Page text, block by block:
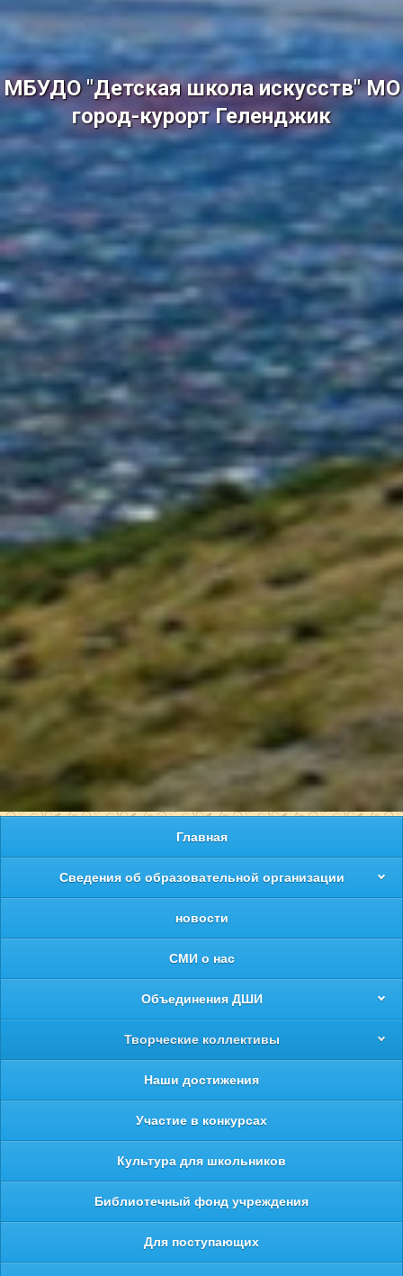
МБУДО "Детская школа искусств" МО
город-курорт Геленджик
Главная
Сведения об образовательной организации
новости
СМИ о нас
Объединения ДШИ
Творческие коллективы
Наши достижения
Участие в конкурсах
Культура для школьников
Библиотечный фонд учреждения
Для поступающих